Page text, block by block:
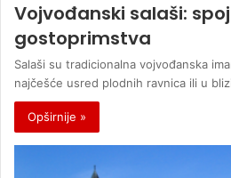
Vojvođanski salaši:
gostoprimstva
Salaši su tradicionalna vojvođanska
najčešće usred plodnih ravnica ili u
Opširnije »